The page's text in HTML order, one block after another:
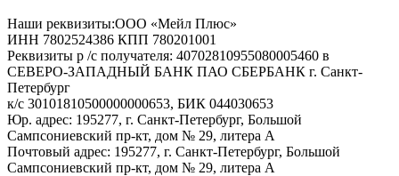
Наши реквизиты:ООО «Мейл Плюс»
ИНН 7802524386 КПП 780201001
Реквизиты р /с получателя: 40702810955080005460 в
СЕВЕРО-ЗАПАДНЫЙ БАНК ПАО СБЕРБАНК г. Санкт-
Петербург
к/с 30101810500000000653, БИК 044030653
Юр. адрес: 195277, г. Санкт-Петербург, Большой
Сампсониевский пр-кт, дом № 29, литера А
Почтовый адрес: 195277, г. Санкт-Петербург, Большой
Сампсониевский пр-кт, дом № 29, литера А